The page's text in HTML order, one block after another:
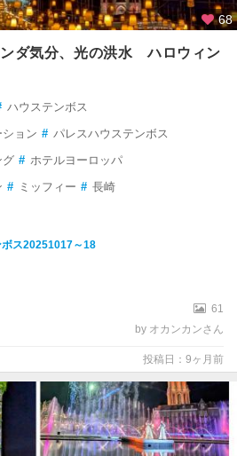
68
ダ気分、光の洪水 ハロウィン
ハウステンボス
ョン # パレスハウステンボス
グ # ホテルヨーロッパ
# ミッフィー # 長崎
ス20251017～18
61
by オカンカンさん
投稿日：9ヶ月前